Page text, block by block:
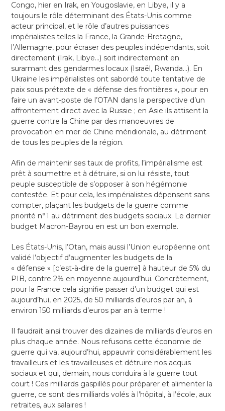
Congo, hier en Irak, en Yougoslavie, en Libye, il y a
toujours le rôle déterminant des États-Unis comme
acteur principal, et le rôle d’autres puissances
impérialistes telles la France, la Grande-Bretagne,
l’Allemagne, pour écraser des peuples indépendants, soit
directement (Irak, Libye…) soit indirectement en
surarmant des gendarmes locaux (Israël, Rwanda…). En
Ukraine les impérialistes ont sabordé toute tentative de
paix sous prétexte de « défense des frontières », pour en
faire un avant-poste de l’OTAN dans la perspective d’un
affrontement direct avec la Russie ; en Asie ils attisent la
guerre contre la Chine par des manoeuvres de
provocation en mer de Chine méridionale, au détriment
de tous les peuples de la région.
Afin de maintenir ses taux de profits, l’impérialisme est
prêt à soumettre et à détruire, si on lui résiste, tout
peuple susceptible de s’opposer à son hégémonie
contestée. Et pour cela, les impérialistes dépensent sans
compter, plaçant les budgets de la guerre comme
priorité n°1 au détriment des budgets sociaux. Le dernier
budget Macron-Bayrou en est un bon exemple.
Les États-Unis, l’Otan, mais aussi l’Union européenne ont
validé l’objectif d’augmenter les budgets de la
« défense » [c’est-à-dire de la guerre] à hauteur de 5% du
PIB, contre 2% en moyenne aujourd’hui. Concrètement,
pour la France cela signifie passer d’un budget qui est
aujourd’hui, en 2025, de 50 milliards d’euros par an, à
environ 150 milliards d’euros par an à terme !
Il faudrait ainsi trouver des dizaines de milliards d’euros en
plus chaque année. Nous refusons cette économie de
guerre qui va, aujourd’hui, appauvrir considérablement les
travailleurs et les travailleuses et détruire nos acquis
sociaux et qui, demain, nous conduira à la guerre tout
court ! Ces milliards gaspillés pour préparer et alimenter la
guerre, ce sont des milliards volés à l’hôpital, à l’école, aux
retraites, aux salaires !